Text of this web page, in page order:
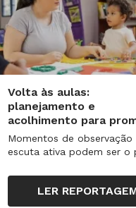
Volta às aulas:
planejamento e
acolhimento para
novas aprendizagens
Momentos de observação
escuta ativa podem ser o
tempos, espaços e
segundo semestre
LER